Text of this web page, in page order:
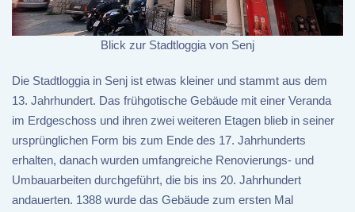
Blick zur Stadtloggia von Senj
Die Stadtloggia in Senj ist etwas kleiner und stammt aus dem
13. Jahrhundert. Das frühgotische Gebäude mit einer Veranda
im Erdgeschoss und ihren zwei weiteren Etagen blieb in seiner
ursprünglichen Form bis zum Ende des 17. Jahrhunderts
erhalten, danach wurden umfangreiche Renovierungs- und
Umbauarbeiten durchgeführt, die bis ins 20. Jahrhundert
andauerten. 1388 wurde das Gebäude zum ersten Mal